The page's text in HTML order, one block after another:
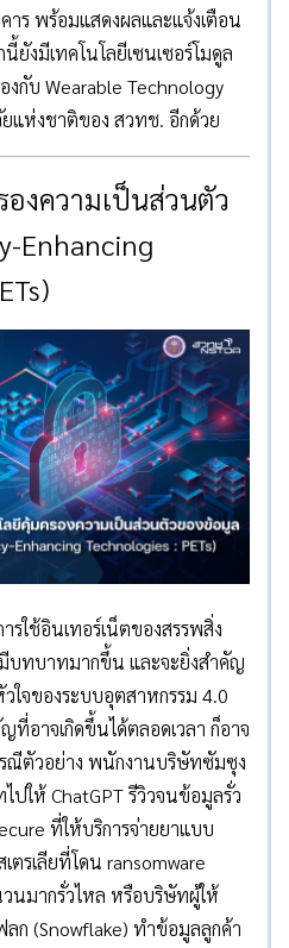
าร พร้อมแสดงผลและแจ้งเตือน
ยังมีเทคโนโลยีเซนเซอร์โมดูล
งกับ Wearable Technology
แห่งชาติของ สวทช. อีกด้วย
องความเป็นส่วนตัว
Enhancing
รใช้อินเทอร์เน็ตของสรรพสิ่ง
บทบาทมากขึ้น และจะยิ่งสำคัญ
ใจของระบบอุตสาหกรรม 4.0
ที่อาจเกิดขึ้นได้ตลอดเวลา ก็อาจ
รณีตัวอย่าง พนักงานบริษัทซัมซุง
ให้ ChatGPT รีวิวจนข้อมูลรั่ว
ที่ให้บริการจ่ายยาแบบ
ตรเลียที่โดน ransomware
นมากรั่วไหล หรือบริษัทผู้ให้
ลก (Snowflake) ทำข้อมูลลูกค้า